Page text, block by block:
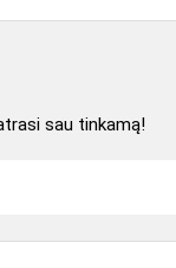
sau tinkamą!